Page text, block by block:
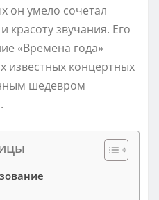
он умело сочетал
красоту звучания. Его
«Времена года»
известных концертных
шедевром